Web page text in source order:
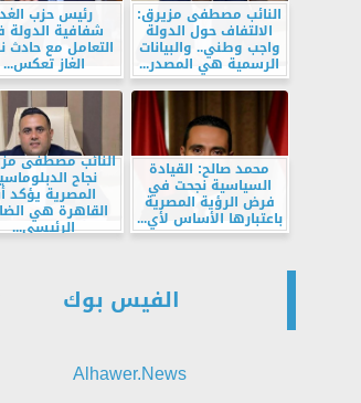
النائب مصطفى مزيرق:
الالتفاف حول الدولة
واجب وطني.. والبيانات
الرسمية هي المصدر...
رئيس حزب
شفافية
التعامل مع حادث
الغاز تعكس...
محمد صالح: القيادة
السياسية نجحت في
فرض الرؤية المصرية
باعتبارها الأساس لأي...
النائب مصطفى
نجاح
المصرية يؤكد
القاهرة هي
الرئيسي...
الفيس بوك
Alhawer.News